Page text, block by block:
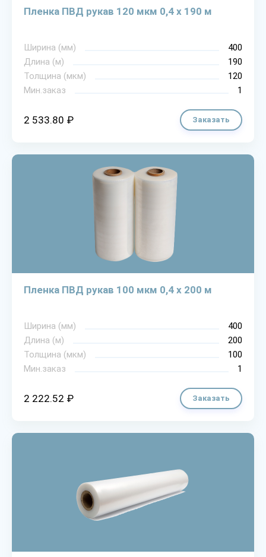
Пленка ПВД рукав 120 мкм 0,4 х 190 м
Ширина (мм)
400
Длина (м)
190
Толщина (мкм)
120
Мин.заказ
1
2 533.80 ₽ Заказать
Пленка ПВД рукав 100 мкм 0,4 х 200 м
Ширина (мм)
400
Длина (м)
200
Толщина (мкм)
100
Мин.заказ
1
2 222.52 ₽ Заказать